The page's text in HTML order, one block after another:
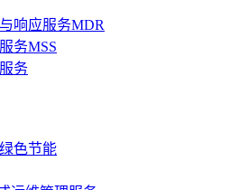
响应服务MDR
务MSS
务
色节能